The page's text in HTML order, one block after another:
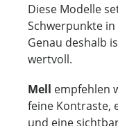
Diese Modelle
Schwerpunkte
Genau deshalb
wertvoll.
Mell empfehlen
feine Kontraste,
und eine